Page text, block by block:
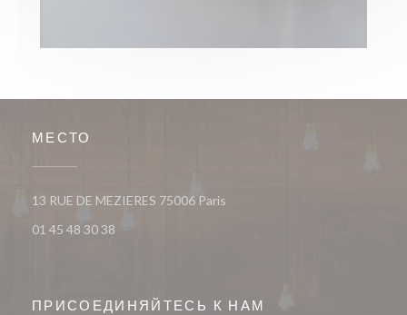
МЕСТО
13 RUE DE MEZIERES 75006 Paris
01 45 48 30 38
ПРИСОЕДИНЯЙТЕСЬ К НАМ